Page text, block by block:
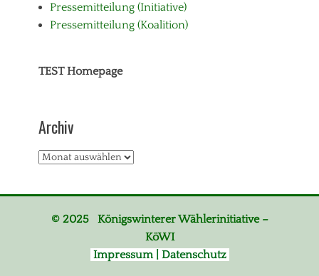
Pressemitteilung (Initiative)
Pressemitteilung (Koalition)
TEST Homepage
Archiv
Archiv
© 2025 Königswinterer Wählerinitiative –
KöWI
Impressum | Datenschutz